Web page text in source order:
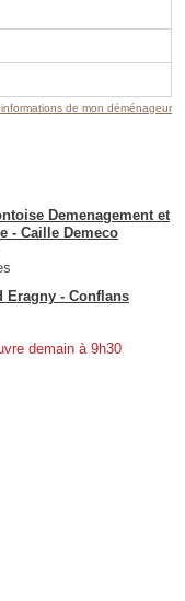
de mon déménageur
Demenagement et
- Caille Demeco
Eragny - Conflans
demain à 9h30